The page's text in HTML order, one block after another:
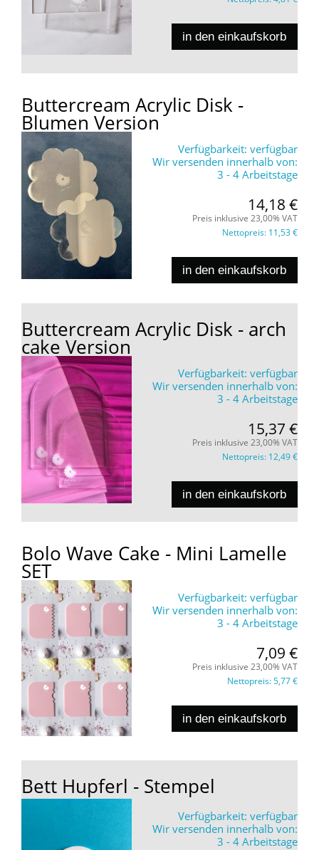
in den einkaufskorb
Buttercream Acrylic Disk -
Blumen Version
Verfügbarkeit: verfügbar
Wir versenden innerhalb von:
3 - 4 Arbeitstage
14,18 €
Preis inklusive 23,00% VAT
Nettopreis: 11,53 €
in den einkaufskorb
Buttercream Acrylic Disk - arch
cake Version
Verfügbarkeit: verfügbar
Wir versenden innerhalb von:
3 - 4 Arbeitstage
15,37 €
Preis inklusive 23,00% VAT
Nettopreis: 12,49 €
in den einkaufskorb
Bolo Wave Cake - Mini Lamelle
SET
Verfügbarkeit: verfügbar
Wir versenden innerhalb von:
3 - 4 Arbeitstage
7,09 €
Preis inklusive 23,00% VAT
Nettopreis:5,77 €
in den einkaufskorb
Bett Hupferl - Stempel
Verfügbarkeit: verfügbar
Wir versenden innerhalb von:
3 - 4 Arbeitstage